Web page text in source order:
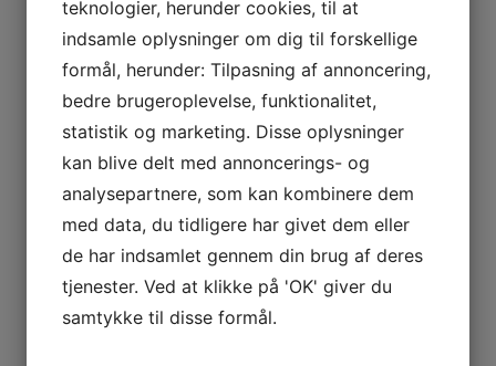
TILBEHØR
TILLØBSSLANGE FORLÆNGER 2,5M
127kr.
Tilføj til kurv
TILBEHØR
99kr.
Læs mere
teknologier, herunder cookies, til at
indsamle oplysninger om dig til forskellige
formål, herunder: Tilpasning af annoncering,
bedre brugeroplevelse, funktionalitet,
statistik og marketing. Disse oplysninger
kan blive delt med annoncerings- og
analysepartnere, som kan kombinere dem
med data, du tidligere har givet dem eller
de har indsamlet gennem din brug af deres
tjenester. Ved at klikke på 'OK' giver du
samtykke til disse formål.